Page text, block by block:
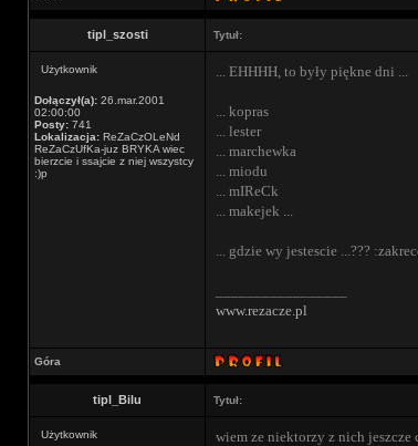
tipl_szosti Tytuł:
Użytkownik
Dołączył(a): 26.mar.2001
02:00:00
Posty: 741
Lokalizacja: ReZaCzOLeNd
ReZaCzUfKa-juz BRYKA wiec
bierzcie i ssajcie z niej wszystcy
:)p
... EHHHH, to były piękne dni ...
... kopras
... lester
... marchewka
... miodu
... mIReCk
... makejek ...
... gdzie wy jestescie ...???
www.rezacze.pl
Góra
tipl_Bilu Tytuł:
Użytkownik
wiem ze niektorzy z nich